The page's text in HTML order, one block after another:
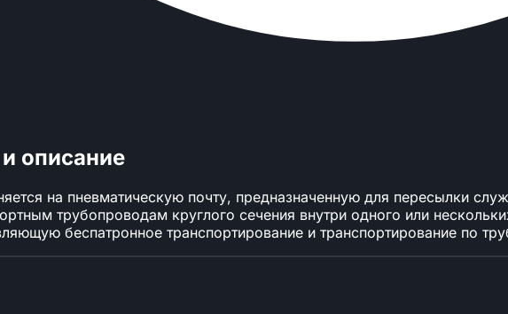
описание
на пневматическую почту, предназначенную для пересылки
трубопроводам круглого сечения внутри одного или
беспатронное транспортирование и транспортирование по